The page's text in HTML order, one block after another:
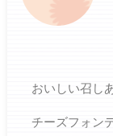
おいしい召し
チーズフォン